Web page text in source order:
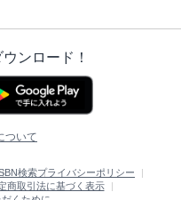
ンロード！
ついて
検索プライバシーポリシー
商取引法に基づく表示